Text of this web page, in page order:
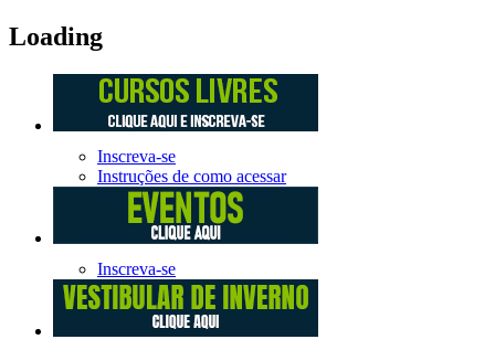
Loading
Inscreva-se
Instruções de como acessar
Inscreva-se